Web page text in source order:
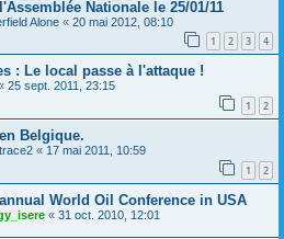
Nationale le 25/01/11
Alone « 20 mai 2012, 08:10
1 2 3 4
: Le local passe à l'attaque !
25 sept. 2011, 23:15
1 2
Belgique.
« 17 mai 2011, 10:59
1 2
World Oil Conference in USA
« 31 oct. 2010, 12:01